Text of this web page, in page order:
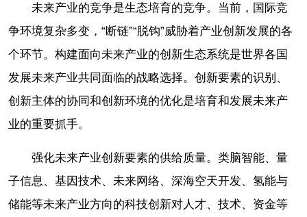
未来产业的竞争是生态培育的竞争。当前，国际竞
争环境复杂多变，“断链”“脱钩”威胁着产业创新发展的各
个环节。构建面向未来产业的创新生态系统是世界各国
发展未来产业共同面临的战略选择。创新要素的识别、
创新主体的协同和创新环境的优化是培育和发展未来产
业的重要抓手。
强化未来产业创新要素的供给质量。类脑智能、量
子信息、基因技术、未来网络、深海空天开发、氢能与
储能等未来产业方向的科技创新对人才、技术、资金等